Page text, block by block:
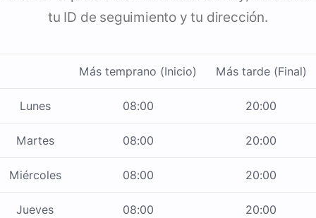
tu ID de seguimiento y tu dirección.
Más temprano (Inicio) Más tarde (Final)
Lunes 08:00 20:00
Martes 08:00 20:00
Miércoles 08:00 20:00
Jueves 08:00 20:00